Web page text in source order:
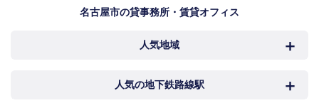
名古屋市近郊検索
地図検索
NEWS
名古屋市の貸事務所・賃貸オフィス
人気地域
人気の地下鉄路線駅